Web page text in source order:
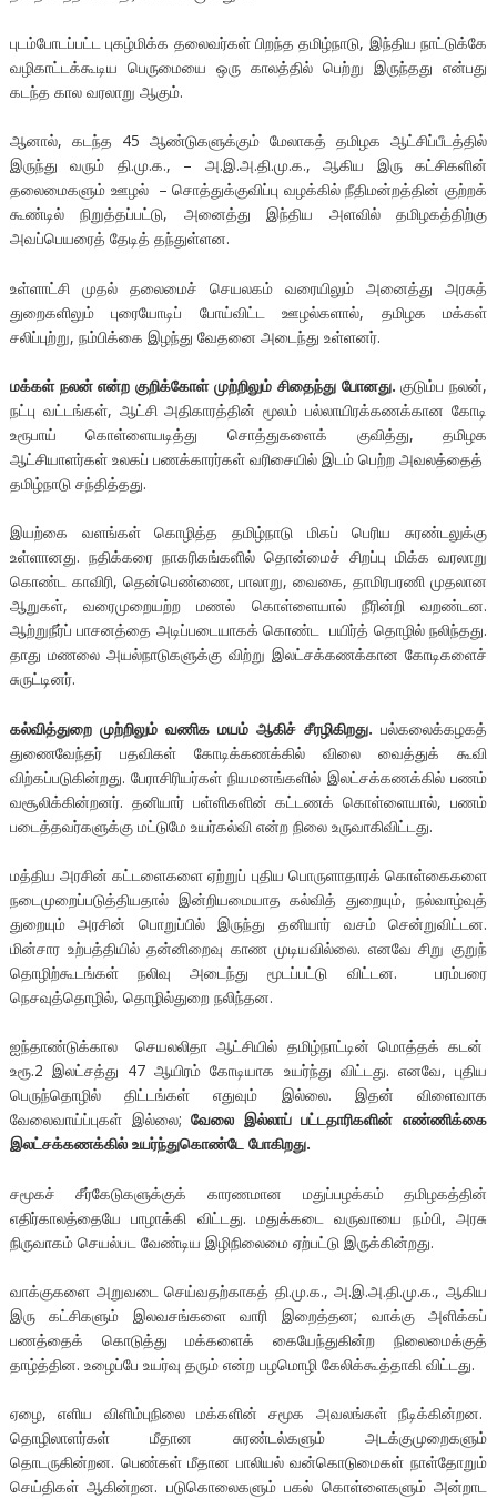
புடம்போடப்பட்ட புகழ்மிக்க தலைவர்கள் பிறந்த தமிழ்நாடு, இந்திய நாட்டுக்கே
வழிகாட்டக்கூடிய பெருமையை ஒரு காலத்தில் பெற்று இருந்தது என்பது
கடந்த கால வரலாறு ஆகும்.
ஆனால், கடந்த 45 ஆண்டுகளுக்கும் மேலாகத் தமிழக ஆட்சிப்பீடத்தில்
இருந்து வரும் தி.மு.க., – அ.இ.அ.தி.மு.க., ஆகிய இரு கட்சிகளின்
தலைமைகளும் ஊழல் – சொத்துக்குவிப்பு வழக்கில் நீதிமன்றத்தின் குற்றக்
கூண்டில் நிறுத்தப்பட்டு, அனைத்து இந்திய அளவில் தமிழகத்திற்கு
அவப்பெயரைத் தேடித் தந்துள்ளன.
உள்ளாட்சி முதல் தலைமைச் செயலகம் வரையிலும் அனைத்து அரசுத்
துறைகளிலும் புரையோடிப் போய்விட்ட ஊழல்களால், தமிழக மக்கள்
சலிப்புற்று, நம்பிக்கை இழந்து வேதனை அடைந்து உள்ளனர்.
மக்கள் நலன் என்ற குறிக்கோள் முற்றிலும் சிதைந்து போனது. குடும்ப நலன்,
நட்பு வட்டங்கள், ஆட்சி அதிகாரத்தின் மூலம் பல்லாயிரக்கணக்கான கோடி
உரூபாய் கொள்ளையடித்து சொத்துகளைக் குவித்து, தமிழக
ஆட்சியாளர்கள் உலகப் பணக்காரர்கள் வரிசையில் இடம் பெற்ற அவலத்தைத்
தமிழ்நாடு சந்தித்தது.
இயற்கை வளங்கள் கொழித்த தமிழ்நாடு மிகப் பெரிய சுரண்டலுக்கு
உள்ளானது. நதிக்கரை நாகரிகங்களில் தொன்மைச் சிறப்பு மிக்க வரலாறு
கொண்ட காவிரி, தென்பெண்ணை, பாலாறு, வைகை, தாமிரபரணி முதலான
ஆறுகள், வரைமுறையற்ற மணல் கொள்ளையால் நீரின்றி வறண்டன.
ஆற்றுநீர்ப் பாசனத்தை அடிப்படையாகக் கொண்ட பயிர்த் தொழில் நலிந்தது.
தாது மணலை அயல்நாடுகளுக்கு விற்று இலட்சக்கணக்கான கோடிகளைச்
சுருட்டினர்.
கல்வித்துறை முற்றிலும் வணிக மயம் ஆகிச் சீரழிகிறது. பல்கலைக்கழகத்
துணைவேந்தர் பதவிகள் கோடிக்கணக்கில் விலை வைத்துக் கூவி
விற்கப்படுகின்றது. பேராசிரியர்கள் நியமனங்களில் இலட்சக்கணக்கில் பணம்
வசூலிக்கின்றனர். தனியார் பள்ளிகளின் கட்டணக் கொள்ளையால், பணம்
படைத்தவர்களுக்கு மட்டுமே உயர்கல்வி என்ற நிலை உருவாகிவிட்டது.
மத்திய அரசின் கட்டளைகளை ஏற்றுப் புதிய பொருளாதாரக் கொள்கைகளை
நடைமுறைப்படுத்தியதால் இன்றியமையாத கல்வித் துறையும், நல்வாழ்வுத்
துறையும் அரசின் பொறுப்பில் இருந்து தனியார் வசம் சென்றுவிட்டன.
மின்சார உற்பத்தியில் தன்னிறைவு காண முடியவில்லை. எனவே சிறு குறுந்
தொழிற்கூடங்கள் நலிவு அடைந்து மூடப்பட்டு விட்டன. பரம்பரை
நெசவுத்தொழில், தொழில்துறை நலிந்தன.
ஐந்தாண்டுக்கால செயலலிதா ஆட்சியில் தமிழ்நாட்டின் மொத்தக் கடன்
உரூ.2 இலட்சத்து 47 ஆயிரம் கோடியாக உயர்ந்து விட்டது. எனவே, புதிய
பெருந்தொழில் திட்டங்கள் எதுவும் இல்லை. இதன் விளைவாக
வேலைவாய்ப்புகள் இல்லை;வேலை இல்லாப் பட்டதாரிகளின் எண்ணிக்கை
இலட்சக்கணக்கில் உயர்ந்துகொண்டே போகிறது.
சமூகச் சீர்கேடுகளுக்குக் காரணமான மதுப்பழக்கம் தமிழகத்தின்
எதிர்காலத்தையே பாழாக்கி விட்டது. மதுக்கடை வருவாயை நம்பி, அரசு
நிருவாகம் செயல்பட வேண்டிய இழிநிலைமை ஏற்பட்டு இருக்கின்றது.
வாக்குகளை அறுவடை செய்வதற்காகத் தி.மு.க., அ.இ.அ.தி.மு.க., ஆகிய
இரு கட்சிகளும் இலவசங்களை வாரி இறைத்தன; வாக்கு அளிக்கப்
பணத்தைக் கொடுத்து மக்களைக் கையேந்துகின்ற நிலைமைக்குத்
தாழ்த்தின. உழைப்பே உயர்வு தரும் என்ற பழமொழி கேலிக்கூத்தாகி விட்டது.
ஏழை, எளிய விளிம்புநிலை மக்களின் சமூக அவலங்கள் நீடிக்கின்றன.
தொழிலாளர்கள் மீதான சுரண்டல்களும் அடக்குமுறைகளும்
தொடருகின்றன. பெண்கள் மீதான பாலியல் வன்கொடுமைகள் நாள்தோறும்
செய்திகள் ஆகின்றன. படுகொலைகளும் பகல் கொள்ளைகளும் அன்றாட